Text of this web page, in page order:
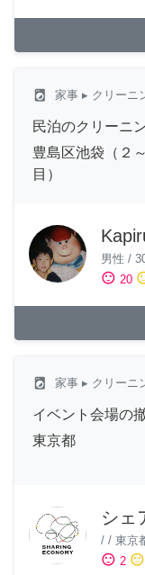
local_laundry_service 家事 ▸ クリーニ
民泊のクリーニ
豊島区池袋（２
目）
男性 /
sentiment_satisfied 20
local_laundry_service 家事 ▸ クリーニ
イベント会場の
東京都
シェ
/ / 東京
sentiment_satisfied 2 sentiment_neutral